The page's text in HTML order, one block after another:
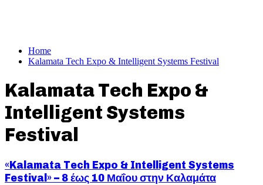
Home
Kalamata Tech Expo & Intelligent Systems Festival
Kalamata Tech Expo &
Intelligent Systems
Festival
«Kalamata Tech Expo & Intelligent Systems
Festival» – 8 έως 10 Μαΐου στην Καλαμάτα